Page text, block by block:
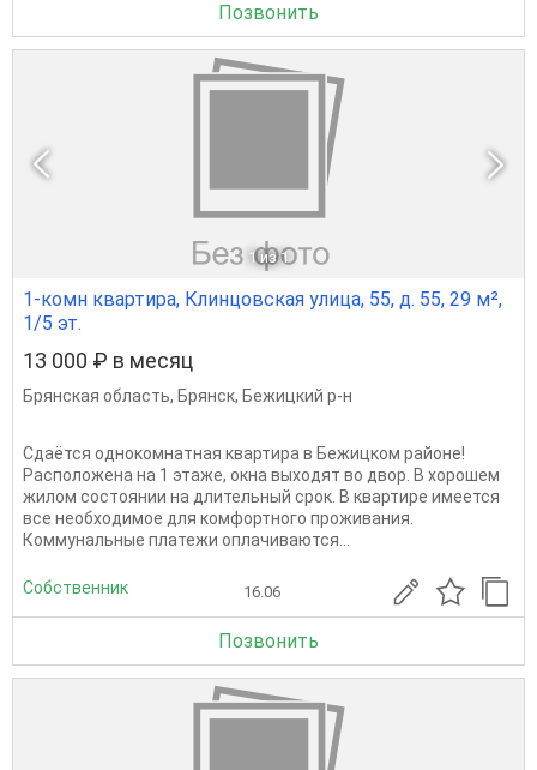
Позвонить
1 из 1
1-комн квартира, Клинцовская улица, 55, д. 55, 29 м²,
1/5 эт.
13 000 ₽ в месяц
Брянская область, Брянск, Бежицкий р-н
Сдаётся однокомнатная квартира в Бежицком районе!
Расположена на 1 этаже, окна выходят во двор. В хорошем
жилом состоянии на длительный срок. В квартире имеется
все необходимое для комфортного проживания.
Коммунальные платежи оплачиваются...
Собственник 16.06
Позвонить